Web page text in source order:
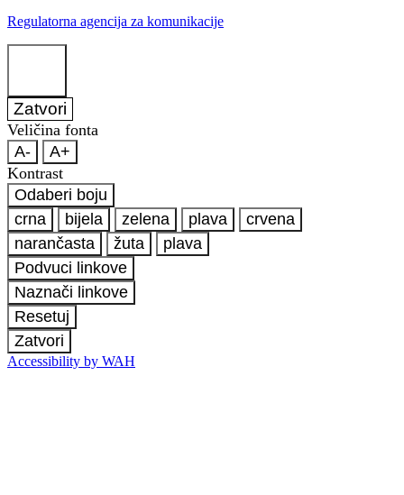
Regulatorna agencija za komunikacije
Zatvori
Veličina fonta
A-
A+
Kontrast
Odaberi boju
crna
bijela zelena plava
crvena
narančasta
žuta
plava
Podvuci linkove
Naznači linkove
Resetuj
Zatvori
Accessibility by WAH